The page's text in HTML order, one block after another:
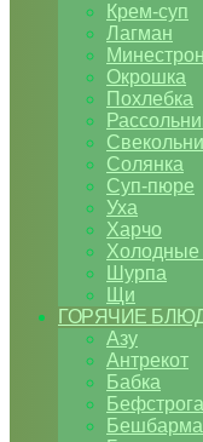
Крем-суп
Лагман
Окрошка
Похлебка
Солянка
Суп-пюре
Уха
Харчо
Холодные
Шурпа
Щи
ГОРЯЧИЕ
Азу
Антрекот
Бабка